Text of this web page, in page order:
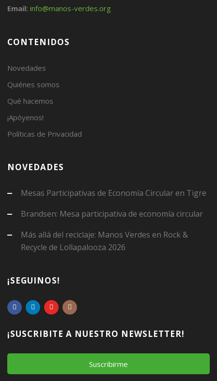
Email: info@manos-verdes.org
CONTENIDOS
Novedades
Quiénes somos
Qué hacemos
¡Apóyenos!
Políticas de Privacidad
NOVEDADES
Mesas Participativas de Economía Circular en Tigre
Brandsen: Mesa participativa de economía circular
Más allá del reciclaje: Manos Verdes en Rock &
Recycle de Lollapalooza 2026
¡SEGUINOS!
¡SUSCRIBITE A NUESTRO NEWSLETTER!
Suscribirme